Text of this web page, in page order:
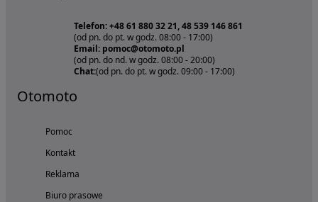
Telefon: +48 61 880 32 21, 48 539 146 861
(od pn. do pt. w godz. 08:00 - 17:00)
Email: pomoc@otomoto.pl
(od pn. do nd. w godz. 08:00 - 20:00)
Chat:(od pn. do pt. w godz. 09:00 - 17:00)
Otomoto
Pomoc
Kontakt
Reklama
Biuro prasowe